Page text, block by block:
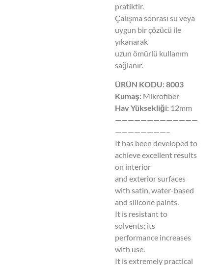
pratiktir.
Çalışma sonrası su veya
uygun bir çözücü ile
yıkanarak
uzun ömürlü kullanım
sağlanır.
ÜRÜN KODU: 8003
Kumaş:Mikrofiber
Hav Yüksekliği:12mm
—————————————
————————–
It has been developed to
achieve excellent results
on interior
and exterior surfaces
with satin, water-based
and silicone paints.
It is resistant to
solvents; its
performance increases
with use.
It is extremely practical